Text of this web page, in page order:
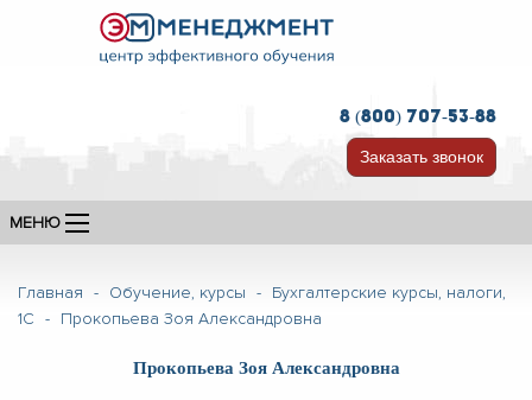
8 (800) 707-53-88
Заказать звонок
МЕНЮ
Главная - Обучение, курсы - Бухгалтерские курсы, налоги,
1С - Прокопьева Зоя Александровна
Прокопьева Зоя Александровна